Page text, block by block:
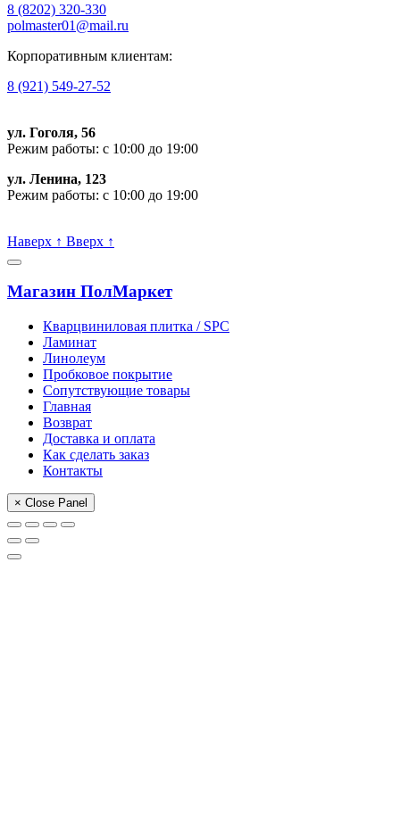
8 (8202) 320-330
polmaster01@mail.ru
Корпоративным клиентам:
8 (921) 549-27-52
ул. Гоголя, 56
Режим работы: с 10:00 до 19:00
ул. Ленина, 123
Режим работы: с 10:00 до 19:00
Наверх ↑ Вверх ↑
Магазин ПолМаркет
Кварцвиниловая плитка / SPС
Ламинат
Линолеум
Пробковое покрытие
Сопутствующие товары
Главная
Возврат
Доставка и оплата
Как сделать заказ
Контакты
× Close Panel